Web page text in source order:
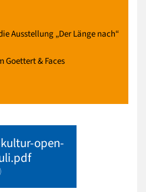
Ausstellung „Der Länge nach“
Goettert & Faces
open-